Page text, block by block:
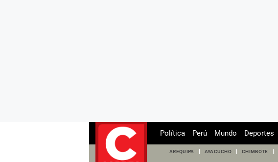
Política Perú Mundo Deportes
AREQUIPA AYACUCHO CHIMBOTE